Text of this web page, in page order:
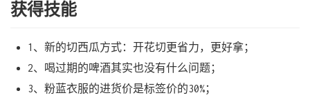
获得技能
1、新的切西瓜方式：开花切更省力，更好拿；
2、喝过期的啤酒其实也没有什么问题；
3、粉蓝衣服的进货价是标签价的30%；